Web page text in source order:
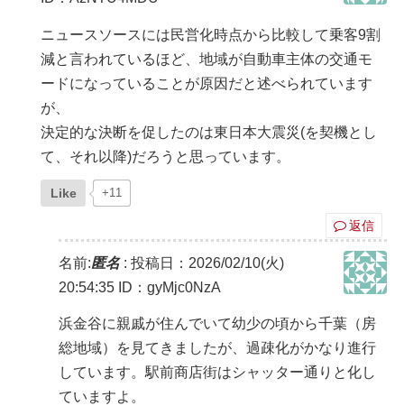
ニュースソースには民営化時点から比較して乗客9割
減と言われているほど、地域が自動車主体の交通モ
ードになっていることが原因だと述べられています
が、
決定的な決断を促したのは東日本大震災(を契機とし
て、それ以降)だろうと思っています。
Like +11
返信
名前:匿名: 投稿日：2026/02/10(火)
20:54:35 ID：gyMjc0NzA
浜金谷に親戚が住んでいて幼少の頃から千葉（房
総地域）を見てきましたが、過疎化がかなり進行
しています。駅前商店街はシャッター通りと化し
ていますよ。